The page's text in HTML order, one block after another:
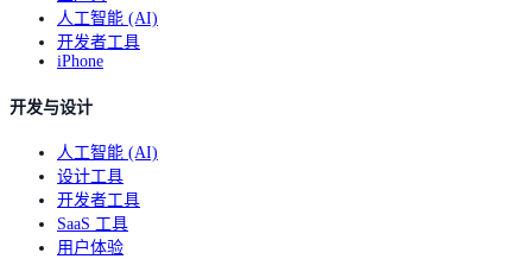
人工智能 (AI)
开发者工具
iPhone
开发与设计
人工智能 (AI)
设计工具
开发者工具
SaaS 工具
用户体验